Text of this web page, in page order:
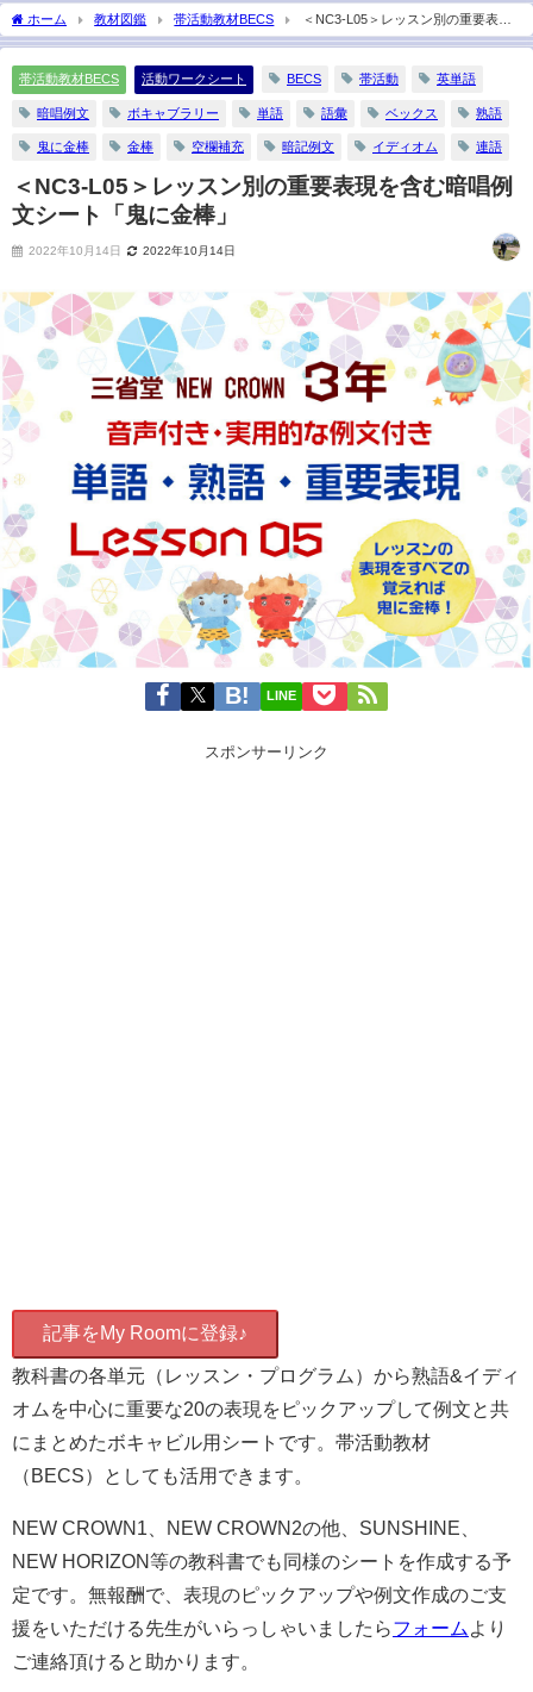
ホーム 教材図鑑 帯活動教材BECS
＜NC3-L05＞レッスン別の重要表現
を含む暗唱例文シート「鬼に金棒」
帯活動教材BECS 活動ワークシート BECS 帯活動 英単語
暗唱例文 ボキャブラリー 単語 語彙 ベックス 熟語
鬼に金棒 金棒 空欄補充 暗記例文 イディオム 連語
＜NC3-L05＞レッスン別の重要表現を含む暗唱例
文シート「鬼に金棒」
2022年10月14日 2022年10月14日
LINE
スポンサーリンク
記事をMy Roomに登録♪
教科書の各単元（レッスン・プログラム）から熟語&イディ
オムを中心に重要な20の表現をピックアップして例文と共
にまとめたボキャビル用シートです。帯活動教材
（BECS）としても活用できます。
NEW CROWN1、NEW CROWN2の他、SUNSHINE、
NEW HORIZON等の教科書でも同様のシートを作成する予
定です。無報酬で、表現のピックアップや例文作成のご支
援をいただける先生がいらっしゃいましたらフォーム より
ご連絡頂けると助かります。